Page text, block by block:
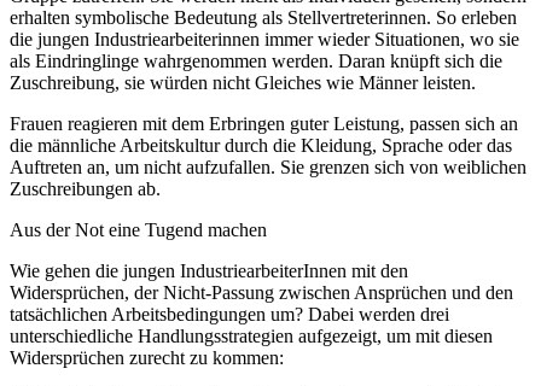
erhalten symbolische Bedeutung als Stellvertreterinnen. So erleben
die jungen Industriearbeiterinnen immer wieder Situationen, wo sie
als Eindringlinge wahrgenommen werden. Daran knüpft sich die
Zuschreibung, sie würden nicht Gleiches wie Männer leisten.
Frauen reagieren mit dem Erbringen guter Leistung, passen sich an
die männliche Arbeitskultur durch die Kleidung, Sprache oder das
Auftreten an, um nicht aufzufallen. Sie grenzen sich von weiblichen
Zuschreibungen ab.
Aus der Not eine Tugend machen
Wie gehen die jungen IndustriearbeiterInnen mit den
Widersprüchen, der Nicht-Passung zwischen Ansprüchen und den
tatsächlichen Arbeitsbedingungen um? Dabei werden drei
unterschiedliche Handlungsstrategien aufgezeigt, um mit diesen
Widersprüchen zurecht zu kommen: